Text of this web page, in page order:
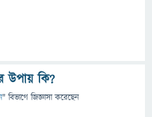
উপায় কি?
" বিভাগে জিজ্ঞাসাকরেছেন